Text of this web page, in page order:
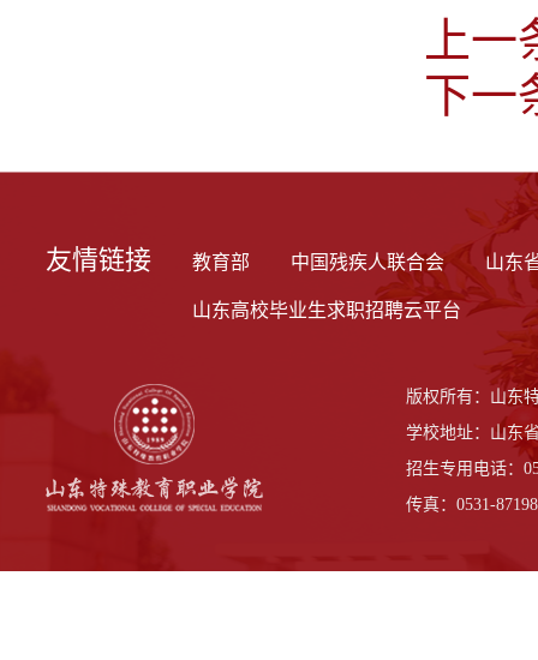
上
下一
友情链接 教育部 中国残疾人联合会 山东
山东高校毕业生求职招聘云平台
版权所有：山
学校地址：山东
招生专用电话：
传真：0531-